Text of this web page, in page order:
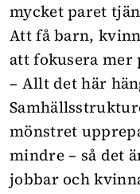
mycket paret
Att få barn,
att fokusera mer
– Allt det här
mönstret
mindre – så det
jobbar och